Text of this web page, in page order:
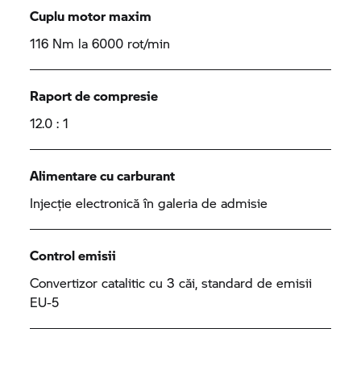
Cuplu motor maxim
116 Nm la 6000 rot/min
Raport de compresie
12.0 : 1
Alimentare cu carburant
Injecție electronică în galeria de admisie
Control emisii
Convertizor catalitic cu 3 căi, standard de emisii
EU-5